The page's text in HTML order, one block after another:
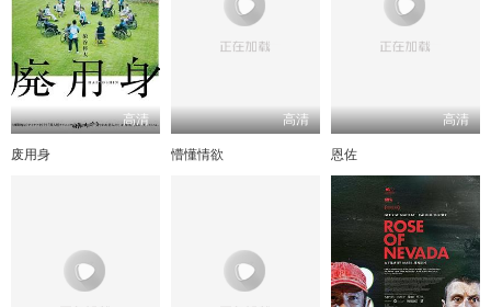
高清
废用身
高清
懵懂情欲
高清
恩佐